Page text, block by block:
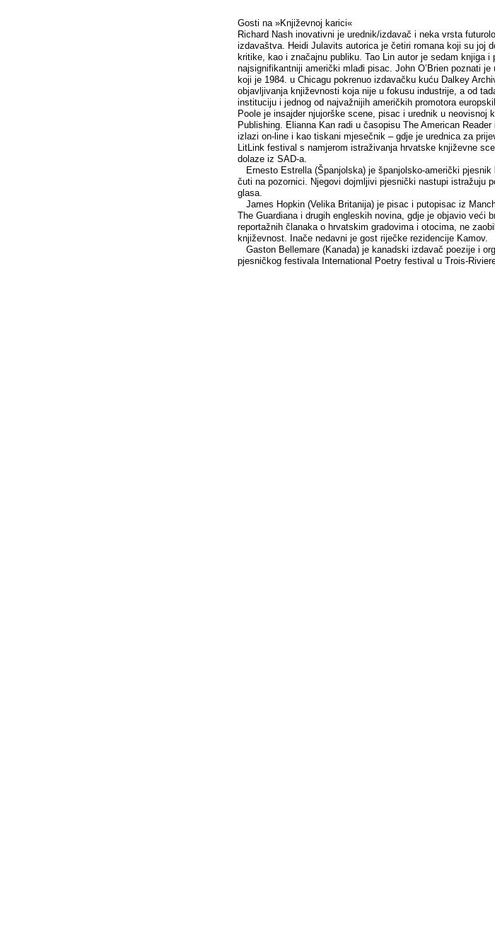
Gosti na »Književnoj karici«
Richard Nash inovativni je urednik/izdavač i neka vrsta
izdavaštva. Heidi Julavits autorica je četiri romana koji su joj
kritike, kao i značajnu publiku. Tao Lin autor je sedam knjiga i
najsignifikantniji američki mlađi pisac. John O’Brien poznati je
koji je 1984. u Chicagu pokrenuo izdavačku kuću Dalkey
objavljivanja književnosti koja nije u fokusu industrije, a od
instituciju i jednog od najvažnijih američkih promotora
Poole je insajder njujorške scene, pisac i urednik u neovisnoj
Publishing. Elianna Kan radi u časopisu The American
izlazi on-line i kao tiskani mjesečnik – gdje je urednica za
LitLink festival s namjerom istraživanja hrvatske književne
dolaze iz SAD-a.
Ernesto Estrella (Španjolska) je španjolsko-američki pjesnik
čuti na pozornici. Njegovi dojmljivi pjesnički nastupi istražuju
glasa.
James Hopkin (Velika Britanija) je pisac i putopisac iz
The Guardiana i drugih engleskih novina, gdje je objavio veći
reportažnih članaka o hrvatskim gradovima i otocima, ne
književnost. Inače nedavni je gost riječke rezidencije Kamov.
Gaston Bellemare (Kanada) je kanadski izdavač poezije i
pjesničkog festivala International Poetry festival u Trois-